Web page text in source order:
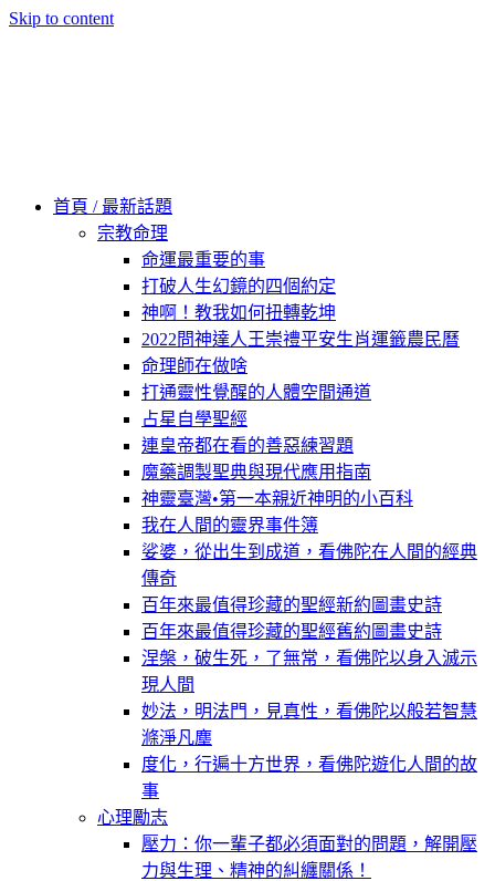
Skip to content
首頁 / 最新話題
宗教命理
命運最重要的事
打破人生幻鏡的四個約定
神啊！教我如何扭轉乾坤
2022問神達人王崇禮平安生肖運籤農民曆
命理師在做啥
打通靈性覺醒的人體空間通道
占星自學聖經
連皇帝都在看的善惡練習題
魔藥調製聖典與現代應用指南
神靈臺灣•第一本親近神明的小百科
我在人間的靈界事件簿
娑婆，從出生到成道，看佛陀在人間的經典
傳奇
百年來最值得珍藏的聖經新約圖畫史詩
百年來最值得珍藏的聖經舊約圖畫史詩
涅槃，破生死，了無常，看佛陀以身入滅示
現人間
妙法，明法門，見真性，看佛陀以般若智慧
滌淨凡塵
度化，行遍十方世界，看佛陀遊化人間的故
事
心理勵志
壓力：你一輩子都必須面對的問題，解開壓
力與生理、精神的糾纏關係！